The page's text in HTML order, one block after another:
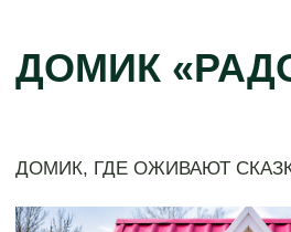
ДОМИК, ГДЕ ОЖИВАЮТ СКАЗКИ